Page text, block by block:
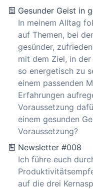
Gesunder Geist in
In meinem Alltag
auf Themen, bei
gesünder,
mit dem Ziel, in
so energetisch zu
einem passenden
Erfahrungen
Voraussetzung
einem gesunden
Voraussetzung?
Newsletter #008
Ich führe euch
auf die drei